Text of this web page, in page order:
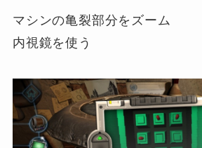
マシンの亀裂部分をズーム
内視鏡を使う